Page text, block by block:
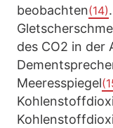
beobachten(14)
des CO2 in der
Meeresspiegel